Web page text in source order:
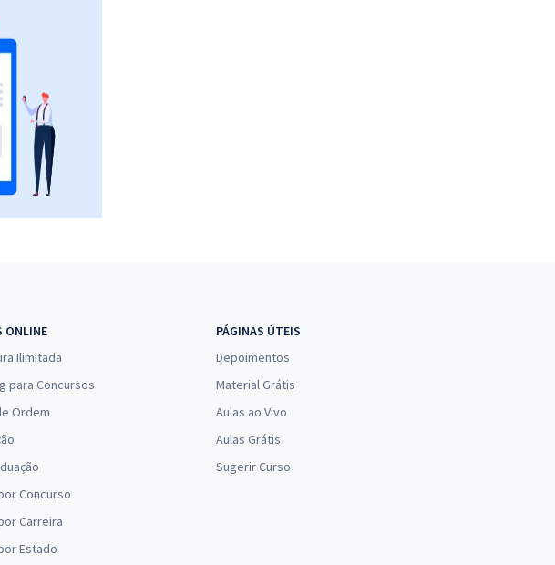
ONLINE
Ilimitada
para Concursos
Ordem
Concurso
Carreira
Estado
PÁGINAS ÚTEIS
Depoimentos
Material Grátis
Aulas ao Vivo
Aulas Grátis
Sugerir Curso